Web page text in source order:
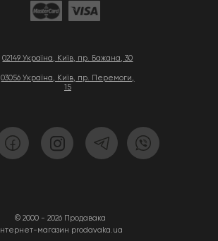
02149 Україна, Київ, пр. Бажана, 30
03056 Україна, Київ, пр. Перемоги,
15
© 2000 - 2026 Продавака
Інтернет-магазин prodavaka.ua